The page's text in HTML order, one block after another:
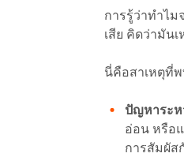
การรู้ว่าทำไ
เสีย คิดว่ามัน
นี่คือสาเหตุที่
ปัญหาระห
อ่อน หรือ
การสัมผัส